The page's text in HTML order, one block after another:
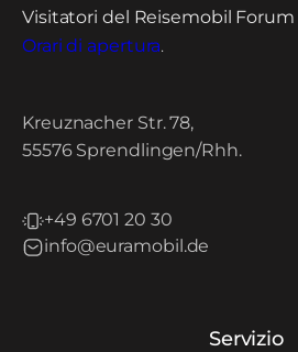
Visitatori del Reisemobil Forum
Orari di apertura.
Kreuznacher Str. 78,
55576 Sprendlingen/Rhh.
+49 6701 20 30
info@euramobil.de
Servizio